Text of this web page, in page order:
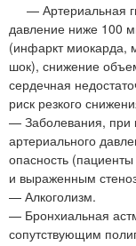
— Артериальная
давление ниже 100
(инфаркт миокарда,
шок), снижение
сердечная
риск резкого
— Заболевания, при
артериального
опасность
и выраженным
— Алкоголизм.
— Бронхиальная
сопутствующим